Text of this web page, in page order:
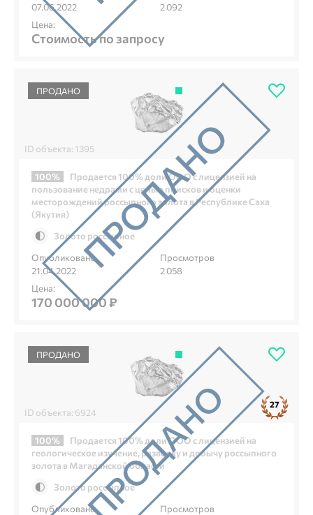
07.06.2022
2 092
Цена:
Стоимость по запросу
ПРОДАНО
ID объекта: 1395
100%
Продается 100% доли ООО с лицензией на
пользование недрами с целью поисков и оценки
месторождений россыпного золота в Республике Саха
(Якутия)
Золото россыпное
Опубликовано
21.04.2022
Просмотров
2 058
Цена:
170 000 000 ₽
ПРОДАНО
ID объекта: 6924
27
100%
Продается 100% доли ООО с лицензией на
геологическое изучение, разведку и добычу россыпного
золота в Магаданской области
Золото россыпное
Опубликовано
Просмотров